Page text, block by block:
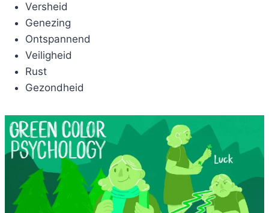
Versheid
Genezing
Ontspannend
Veiligheid
Rust
Gezondheid